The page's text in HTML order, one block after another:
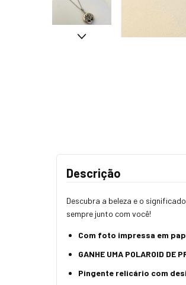
Descrição
Descubra a beleza e o
sempre junto com você!
Com foto impressa em
GANHE UMA POLAROID DE
Pingente relicário com